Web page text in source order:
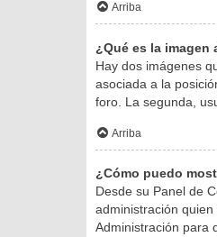
Arriba
¿Qué es la imagen
Hay dos imágenes
asociada a la
foro. La segunda,
Arriba
¿Cómo puedo
Desde su Panel de
administración
Administración para